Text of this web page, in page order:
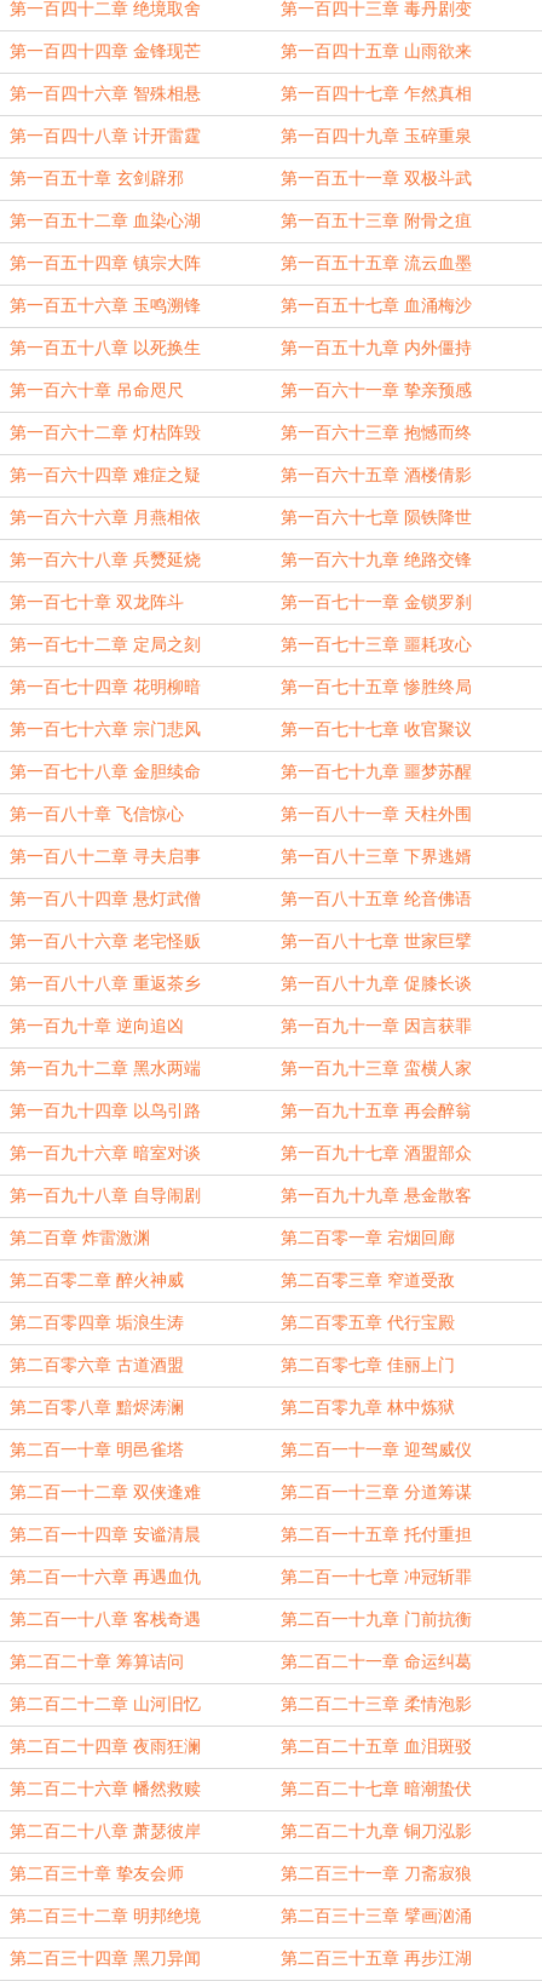
第一百四十二章 绝境取舍 第一百四十三章 毒丹剧变
第一百四十四章 金锋现芒 第一百四十五章 山雨欲来
第一百四十六章 智殊相悬 第一百四十七章 乍然真相
第一百四十八章 计开雷霆 第一百四十九章 玉碎重泉
第一百五十章 玄剑辟邪 第一百五十一章 双极斗武
第一百五十二章 血染心湖 第一百五十三章 附骨之疽
第一百五十四章 镇宗大阵 第一百五十五章 流云血墨
第一百五十六章 玉鸣溯锋 第一百五十七章 血涌梅沙
第一百五十八章 以死换生 第一百五十九章 内外僵持
第一百六十章 吊命咫尺 第一百六十一章 挚亲预感
第一百六十二章 灯枯阵毁 第一百六十三章 抱憾而终
第一百六十四章 难症之疑 第一百六十五章 酒楼倩影
第一百六十六章 月燕相依 第一百六十七章 陨铁降世
第一百六十八章 兵燹延烧 第一百六十九章 绝路交锋
第一百七十章 双龙阵斗 第一百七十一章 金锁罗刹
第一百七十二章 定局之刻 第一百七十三章 噩耗攻心
第一百七十四章 花明柳暗 第一百七十五章 惨胜终局
第一百七十六章 宗门悲风 第一百七十七章 收官聚议
第一百七十八章 金胆续命 第一百七十九章 噩梦苏醒
第一百八十章 飞信惊心 第一百八十一章 天柱外围
第一百八十二章 寻夫启事 第一百八十三章 下界逃婿
第一百八十四章 悬灯武僧 第一百八十五章 纶音佛语
第一百八十六章 老宅怪贩 第一百八十七章 世家巨擘
第一百八十八章 重返茶乡 第一百八十九章 促膝长谈
第一百九十章 逆向追凶 第一百九十一章 因言获罪
第一百九十二章 黑水两端 第一百九十三章 蛮横人家
第一百九十四章 以鸟引路 第一百九十五章 再会醉翁
第一百九十六章 暗室对谈 第一百九十七章 酒盟部众
第一百九十八章 自导闹剧 第一百九十九章 悬金散客
第二百章 炸雷激渊 第二百零一章 宕烟回廊
第二百零二章 醉火神威 第二百零三章 窄道受敌
第二百零四章 垢浪生涛 第二百零五章 代行宝殿
第二百零六章 古道酒盟 第二百零七章 佳丽上门
第二百零八章 黯烬涛澜 第二百零九章 林中炼狱
第二百一十章 明邑雀塔 第二百一十一章 迎驾威仪
第二百一十二章 双侠逢难 第二百一十三章 分道筹谋
第二百一十四章 安谧清晨 第二百一十五章 托付重担
第二百一十六章 再遇血仇 第二百一十七章 冲冠斩罪
第二百一十八章 客栈奇遇 第二百一十九章 门前抗衡
第二百二十章 筹算诘问 第二百二十一章 命运纠葛
第二百二十二章 山河旧忆 第二百二十三章 柔情泡影
第二百二十四章 夜雨狂澜 第二百二十五章 血泪斑驳
第二百二十六章 幡然救赎 第二百二十七章 暗潮蛰伏
第二百二十八章 萧瑟彼岸 第二百二十九章 铜刀泓影
第二百三十章 挚友会师 第二百三十一章 刀斋寂狼
第二百三十二章 明邦绝境 第二百三十三章 擘画汹涌
第二百三十四章 黑刀异闻 第二百三十五章 再步江湖